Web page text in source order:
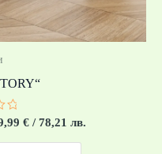
€ / 78,21 лв.